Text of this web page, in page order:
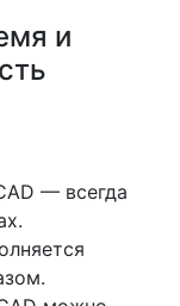
и
— всегда